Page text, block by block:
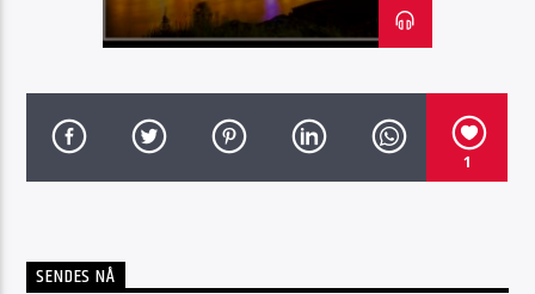
1
SENDES NÅ